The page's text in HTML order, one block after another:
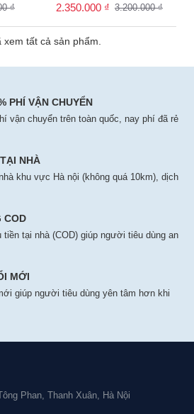
₫
2.350.000 ₫ 3.200.000 ₫
xem tất cả sản phẩm.
PHÍ VẬN CHUYỂN
vận chuyển trên toàn quốc, nay phí đã rẻ
NHÀ
khu vực Hà nội (không quá 10km), dịch
COD
tiền tại nhà (COD) giúp người tiêu dùng an
MỚI
giúp người tiêu dùng yên tâm hơn khi
Phan, Thanh Xuân, Hà Nội